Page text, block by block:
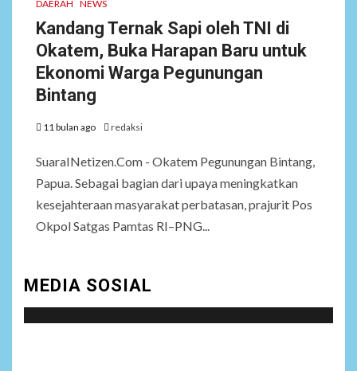
DAERAH NEWS
Kandang Ternak Sapi oleh TNI di
Okatem, Buka Harapan Baru untuk
Ekonomi Warga Pegunungan
Bintang
11 bulan ago redaksi
SuaraINetizen.Com - Okatem Pegunungan Bintang,
Papua. Sebagai bagian dari upaya meningkatkan
kesejahteraan masyarakat perbatasan, prajurit Pos
Okpol Satgas Pamtas RI–PNG...
MEDIA SOSIAL